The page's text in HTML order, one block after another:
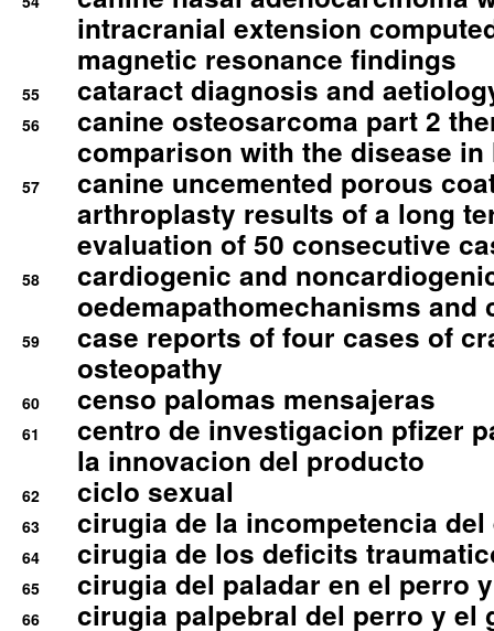
intracranial extension
magnetic resonance findings
55 cataract diagnosis and
56
canine osteosarcoma part 2
comparison with the disease in
57
canine uncemented porous
arthroplasty results of a long
evaluation of 50 consecutive
58
cardiogenic and
oedemapathomechanisms and
59
case reports of four cases of
osteopathy
60 censo palomas mensajeras
61
centro de investigacion pfizer
la innovacion del producto
62 ciclo sexual
63 cirugia de la incompetencia
64 cirugia de los deficits
65 cirugia del paladar en el perro
66 cirugia palpebral del perro y el